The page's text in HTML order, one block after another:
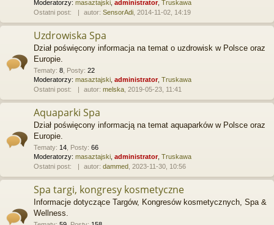
Moderatorzy: masaztajski administrator, Truskawa
Ostatni post:
autor: SensorAdi , 2014-11-02, 14:19
Uzdrowiska Spa
Dział poświęcony informacja na temat o uzdrowisk w Polsce oraz
Europie.
Tematy: 8 Posty: 22
Moderatorzy: masaztajski administrator, Truskawa
Ostatni post:
autor: melska , 2019-05-23, 11:41
Aquaparki Spa
Dział poświęcony informacją na temat aquaparków w Polsce oraz
Europie.
Tematy: 14 Posty: 66
Moderatorzy: masaztajski administrator, Truskawa
Ostatni post:
autor: dammed , 2023-11-30, 10:56
Spa targi, kongresy kosmetyczne
Informacje dotyczące Targów, Kongresów kosmetycznych, Spa &
Wellness.